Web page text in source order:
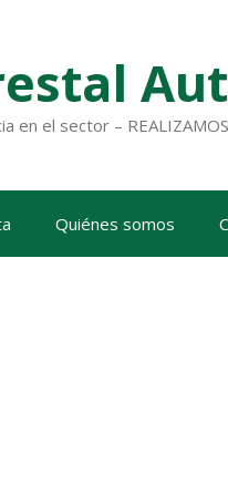
en el sector –
Quiénes somos